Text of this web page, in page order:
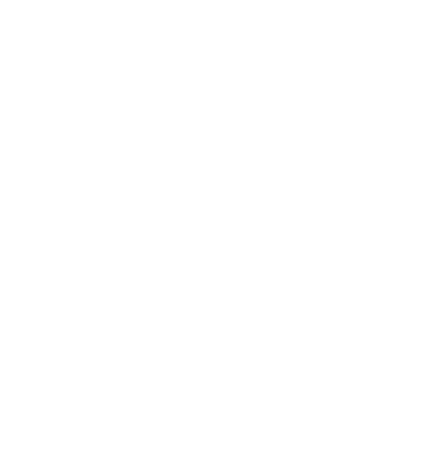
。
が